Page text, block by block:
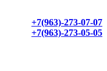
+7(963)-273-07-07
+7(963)-273-05-05